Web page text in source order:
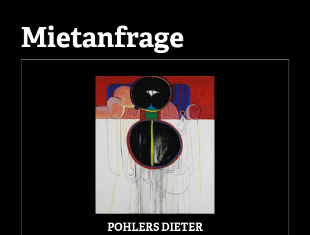
Mietanfrage
POHLERS DIETER